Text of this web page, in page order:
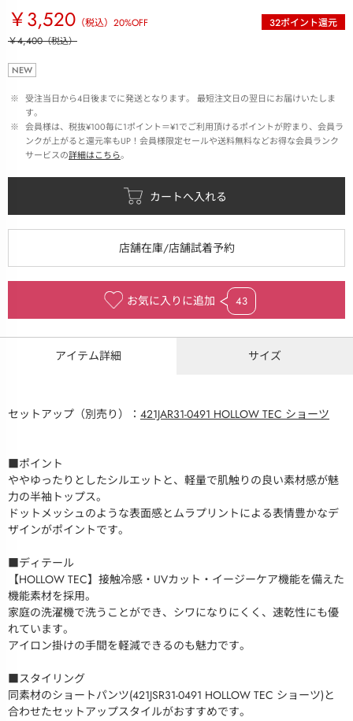
￥3,520 （税込） 20%OFF 32ポイント還元
￥4,400（税込）
NEW
※ 受注当日から4日後までに発送となります。 最短注文日の翌日にお届けいたしま
す。
※ 会員様は、税抜¥100毎に1ポイント＝¥1でご利用頂けるポイントが貯まり、会員ラ
ンクが上がると還元率もUP！会員様限定セールや送料無料などお得な会員ランク
サービスの詳細はこちら。
お気に入りに追加 43
アイテム詳細 サイズ
セットアップ（別売り）： 421JAR31-0491 HOLLOW TEC ショーツ
■ポイント
ややゆったりとしたシルエットと、軽量で肌触りの良い素材感が魅
力の半袖トップス。
ドットメッシュのような表面感とムラプリントによる表情豊かなデ
ザインがポイントです。
■ディテール
【HOLLOW TEC】接触冷感・UVカット・イージーケア機能を備えた
機能素材を採用。
家庭の洗濯機で洗うことができ、シワになりにくく、速乾性にも優
れています。
アイロン掛けの手間を軽減できるのも魅力です。
■スタイリング
同素材のショートパンツ(421JSR31-0491 HOLLOW TEC ショーツ)と
合わせたセットアップスタイルがおすすめです。